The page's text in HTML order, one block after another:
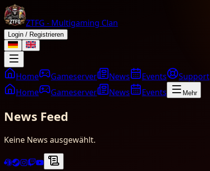
ZTFG - Multigaming Clan
Login / Registrieren
Home Gameserver News Events
Support
Home
Gameserver News Events Mehr
News Feed
Keine News ausgewählt.